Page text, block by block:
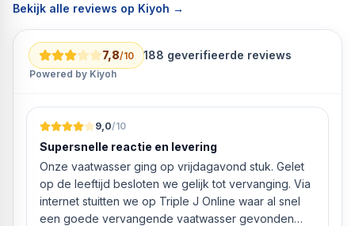
Bekijk alle reviews op Kiyoh →
7,8/10 188 geverifieerde reviews
Powered by Kiyoh
9,0/10
Supersnelle reactie en levering
Onze vaatwasser ging op vrijdagavond stuk. Gelet
op de leeftijd besloten we gelijk tot vervanging. Via
internet stuitten we op Triple J Online waar al snel
een goede vervangende vaatwasser gevonden